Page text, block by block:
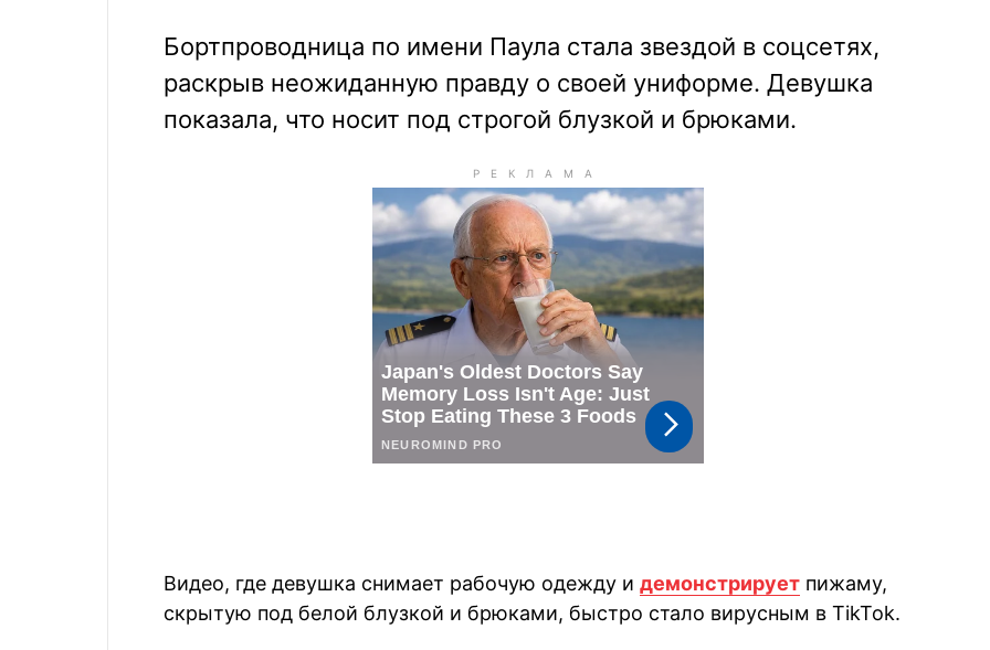
Бортпроводница по имени Паула стала звездой в соцсетях,
раскрыв неожиданную правду о своей униформе. Девушка
показала, что носит под строгой блузкой и брюками.
Видео, где девушка снимает рабочую одежду и демонстрирует пижаму,
скрытую под белой блузкой и брюками, быстро стало вирусным в TikTok.